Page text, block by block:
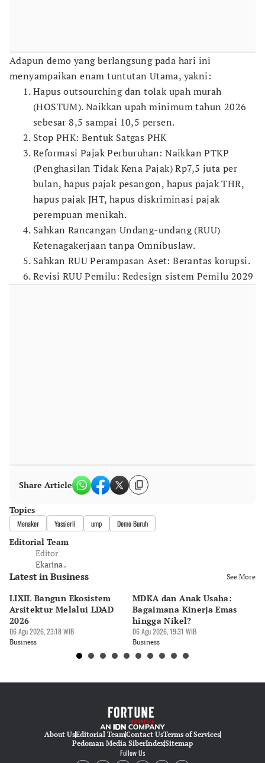
Adapun demo yang berlangsung pada hari ini
menyampaikan enam tuntutan Utama, yakni:
Hapus outsourching dan tolak upah murah
(HOSTUM). Naikkan upah minimum tahun 2026
sebesar 8,5 sampai 10,5 persen.
Stop PHK: Bentuk Satgas PHK
Reformasi Pajak Perburuhan: Naikkan PTKP
(Penghasilan Tidak Kena Pajak) Rp7,5 juta per
bulan, hapus pajak pesangon, hapus pajak THR,
hapus pajak JHT, hapus diskriminasi pajak
perempuan menikah.
Sahkan Rancangan Undang-undang (RUU)
Ketenagakerjaan tanpa Omnibuslaw.
Sahkan RUU Perampasan Aset: Berantas korupsi.
Revisi RUU Pemilu: Redesign sistem Pemilu 2029
Share Article
Topics
Menaker Yassierli ump Demo Buruh
Editorial Team
Editor
Ekarina .
Latest in Business See More
LIXIL Bangun Ekosistem
Arsitektur Melalui LDAD
2026
06 Agu 2026, 23:18 WIB
Business
MDKA dan Anak Usaha:
Bagaimana Kinerja Emas
hingga Nikel?
06 Agu 2026, 19:31 WIB
Business
About UsEditorial TeamContact UsTerms of Services
Pedoman Media SiberIndexSitemap
Follow Us